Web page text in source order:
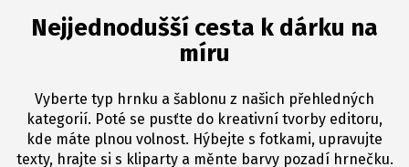
Nejjednodušší cesta k dárku na
míru
Vyberte typ hrnku a šablonu z našich přehledných
kategorií. Poté se pusťte do kreativní tvorby editoru,
kde máte plnou volnost. Hýbejte s fotkami, upravujte
texty, hrajte si s kliparty a měnte barvy pozadí hrnečku.